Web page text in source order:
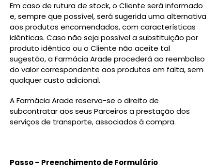
Em caso de rutura de stock, o Cliente será informado
e, sempre que possível, será sugerida uma alternativa
aos produtos encomendados, com características
idênticas. Caso não seja possível a substituição por
produto idêntico ou o Cliente não aceite tal
sugestão, a Farmácia Arade procederá ao reembolso
do valor correspondente aos produtos em falta, sem
qualquer custo adicional.
A Farmácia Arade reserva-se o direito de
subcontratar aos seus Parceiros a prestação dos
serviços de transporte, associados à compra.
Passo – Preenchimento de Formulário